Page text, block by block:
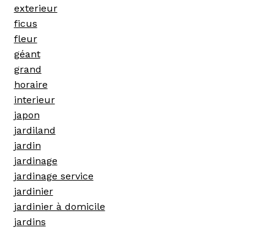
exterieur
ficus
fleur
géant
grand
horaire
interieur
japon
jardiland
jardin
jardinage
jardinage service
jardinier
jardinier à domicile
jardins